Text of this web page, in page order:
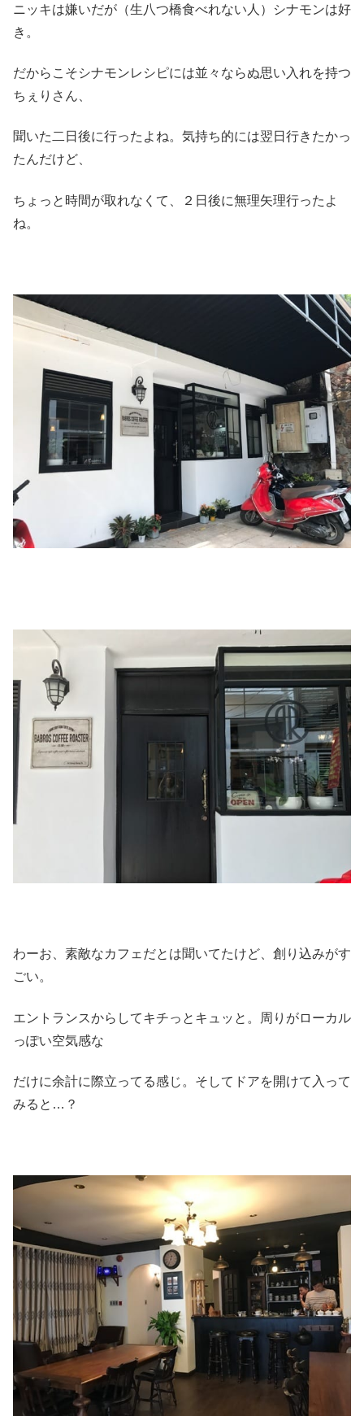
ニッキは嫌いだが（生八つ橋食べれない人）シナモンは好
き。
だからこそシナモンレシピには並々ならぬ思い入れを持つ
ちぇりさん、
聞いた二日後に行ったよね。気持ち的には翌日行きたかっ
たんだけど、
ちょっと時間が取れなくて、２日後に無理矢理行ったよ
ね。
わーお、素敵なカフェだとは聞いてたけど、創り込みがす
ごい。
エントランスからしてキチっとキュッと。周りがローカル
っぽい空気感な
だけに余計に際立ってる感じ。そしてドアを開けて入って
みると…？